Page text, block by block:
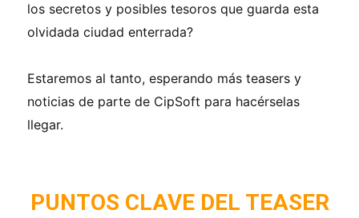
los secretos y posibles tesoros que guarda esta
olvidada ciudad enterrada?
Estaremos al tanto, esperando más teasers y
noticias de parte de CipSoft para hacérselas
llegar.
PUNTOS CLAVE DEL TEASER